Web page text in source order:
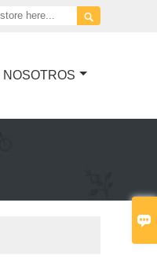


NOSOTROS